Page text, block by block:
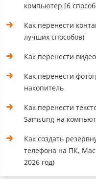
компьютер [6
Как перенести
лучших способов)
Как перенести
Как перенести
накопитель
Как перенести
Samsung на
Как создать
телефона на ПК,
2026 год)